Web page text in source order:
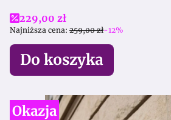
Cena promocyjna
229,00 zł
Najniższa cena: 259,00 zł-12%
Do koszyka
Okazja